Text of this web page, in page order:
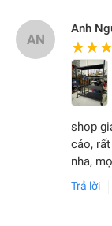
AN
Anh
shop
cáo,
nha,
Trả lời